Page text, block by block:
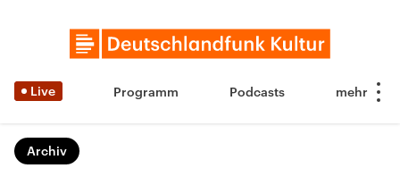
Live Programm Podcasts
Archiv